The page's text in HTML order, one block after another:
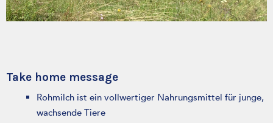
Take home message
Rohmilch ist ein vollwertiger Nahrungsmittel für junge,
wachsende Tiere